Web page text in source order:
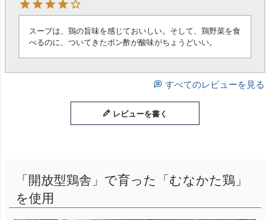
スープは、鶏の旨味を感じておいしい。そして、鶏野菜を食
べるのに、ついてきたポン酢が酸味がちょうどいい。
すべてのレビューを見る
レビューを書く
「開放型鶏舎」で育った「むなかた鶏」
を使用